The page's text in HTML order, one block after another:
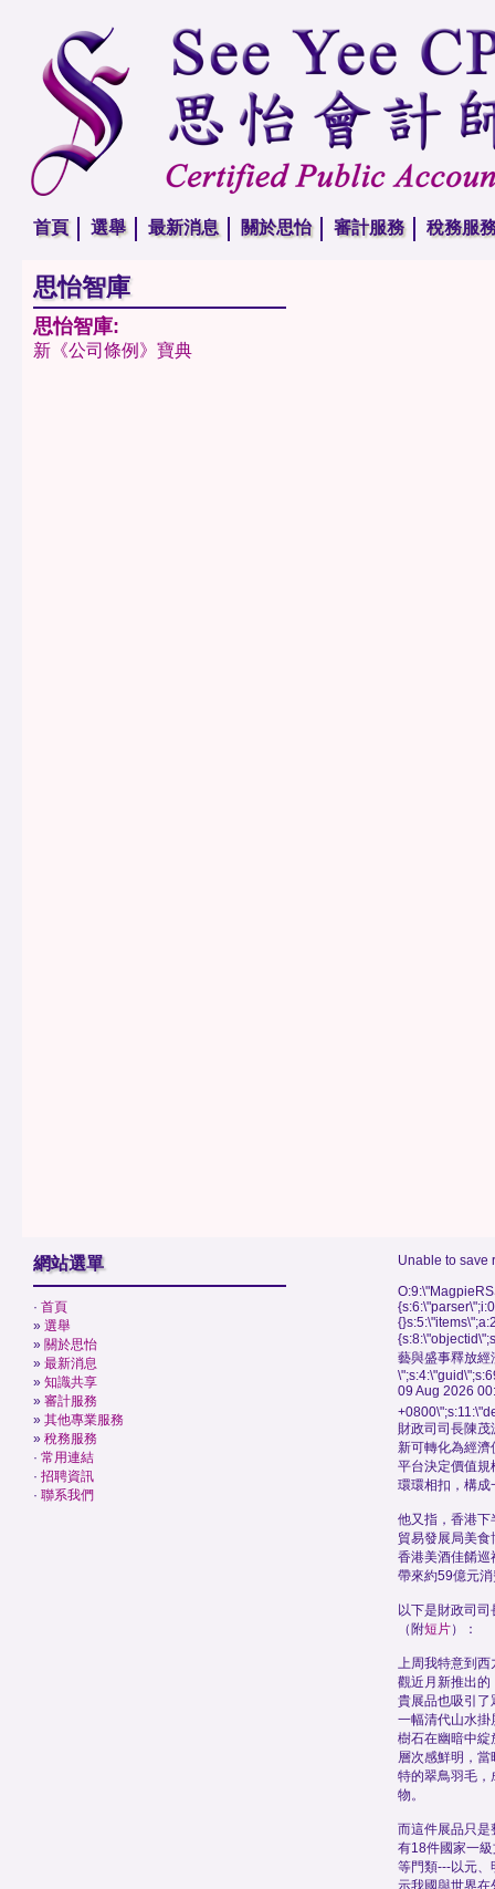
首頁 選舉 最新消息 關於思怡 審計服務 稅務服
思怡智庫
思怡智庫:
新《公司條例》寶典
網站選單
· 首頁
» 選舉
» 關於思怡
» 最新消息
» 知識共享
» 審計服務
» 其他專業服務
» 稅務服務
· 常用連結
· 招聘資訊
· 聯系我們
Unable to save
藝與盛事釋放經
09 Aug 2026
財政司司長陳茂
新可轉化為經濟
平台決定價值規
環環相扣，構成
他又指，香港
貿易發展局美
香港美酒佳餚
帶來約59億元
以下是財政司
（附短片）：
上周我特意到西
觀近月新推出的
貴展品也吸引了
一幅清代山水掛
樹石在幽暗中綻
層次感鮮明，
特的翠鳥羽毛，
物。
而這件展品只
有18件國家一
等門類---以元
示我國與世界在